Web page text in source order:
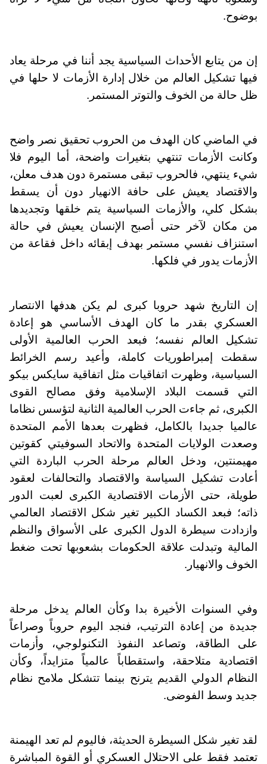
بوضوح.
إن من يتابع الأحداث السياسية يجد أننا في مرحلة يعاد
فيها تشكيل العالم من خلال إدارة الأزمات لا حلها في
ظل حالة من الخوف والتوتر المستمر.
في الماضي كان الهدف من الحروب تحقيق نصر واضح
وكانت الأزمات تنتهي بتغيرات واضحة، أما اليوم فلا
شيء ينتهي، فالحروب تبقى مستمرة دون هدف معلن،
والاقتصاد يعيش على حافة الانهيار دون أن يسقط
بشكل كلي، والأزمات السياسية يتم خلقها وتجديدها
من مكان لآخر حتى أصبح الإنسان يعيش في حالة
استنزاف نفسي مستمر بهدف إبقائه داخل فقاعة من
الأزمات يدور في فلكها.
إن التاريخ شهد حروبا كبرى لم يكن هدفها الانتصار
العسكري بقدر ما كان الهدف الأساسي هو إعادة
تشكيل العالم نفسه؛ فبعد الحرب العالمية الأولى
سقطت إمبراطوريات كاملة، وأعيد رسم الخرائط
السياسية، وظهرت اتفاقيات مثل اتفاقية سايكس بيكو
التي قسمت البلاد الإسلامية وفق مصالح القوى
الكبرى، ثم جاءت الحرب العالمية الثانية لتؤسس نظاما
عالميا جديدا بالكامل، فظهرت بعدها الأمم المتحدة
وصعدت الولايات المتحدة والاتحاد السوفيتي كقوتين
مهيمنتين، ودخل العالم مرحلة الحرب الباردة التي
أعادت تشكيل السياسة والاقتصاد والتحالفات لعقود
طويلة، حتى الأزمات الاقتصادية الكبرى لعبت الدور
ذاته؛ فبعد الكساد الكبير تغير شكل الاقتصاد العالمي
وازدادت سيطرة الدول الكبرى على الأسواق والنظم
المالية وتبدلت علاقة الحكومات بشعوبها تحت ضغط
الخوف والانهيار.
وفي السنوات الأخيرة بدا وكأن العالم يدخل مرحلة
جديدة من إعادة الترتيب، فنجد اليوم حروباً وصراعاً
على الطاقة، وتصاعد النفوذ التكنولوجي، وأزمات
اقتصادية متلاحقة، واستقطاباً عالمياً متزايداً، وكأن
النظام الدولي القديم يترنح بينما تتشكل ملامح نظام
جديد وسط الفوضى.
لقد تغير شكل السيطرة الحديثة، فاليوم لم تعد الهيمنة
تعتمد فقط على الاحتلال العسكري أو القوة المباشرة